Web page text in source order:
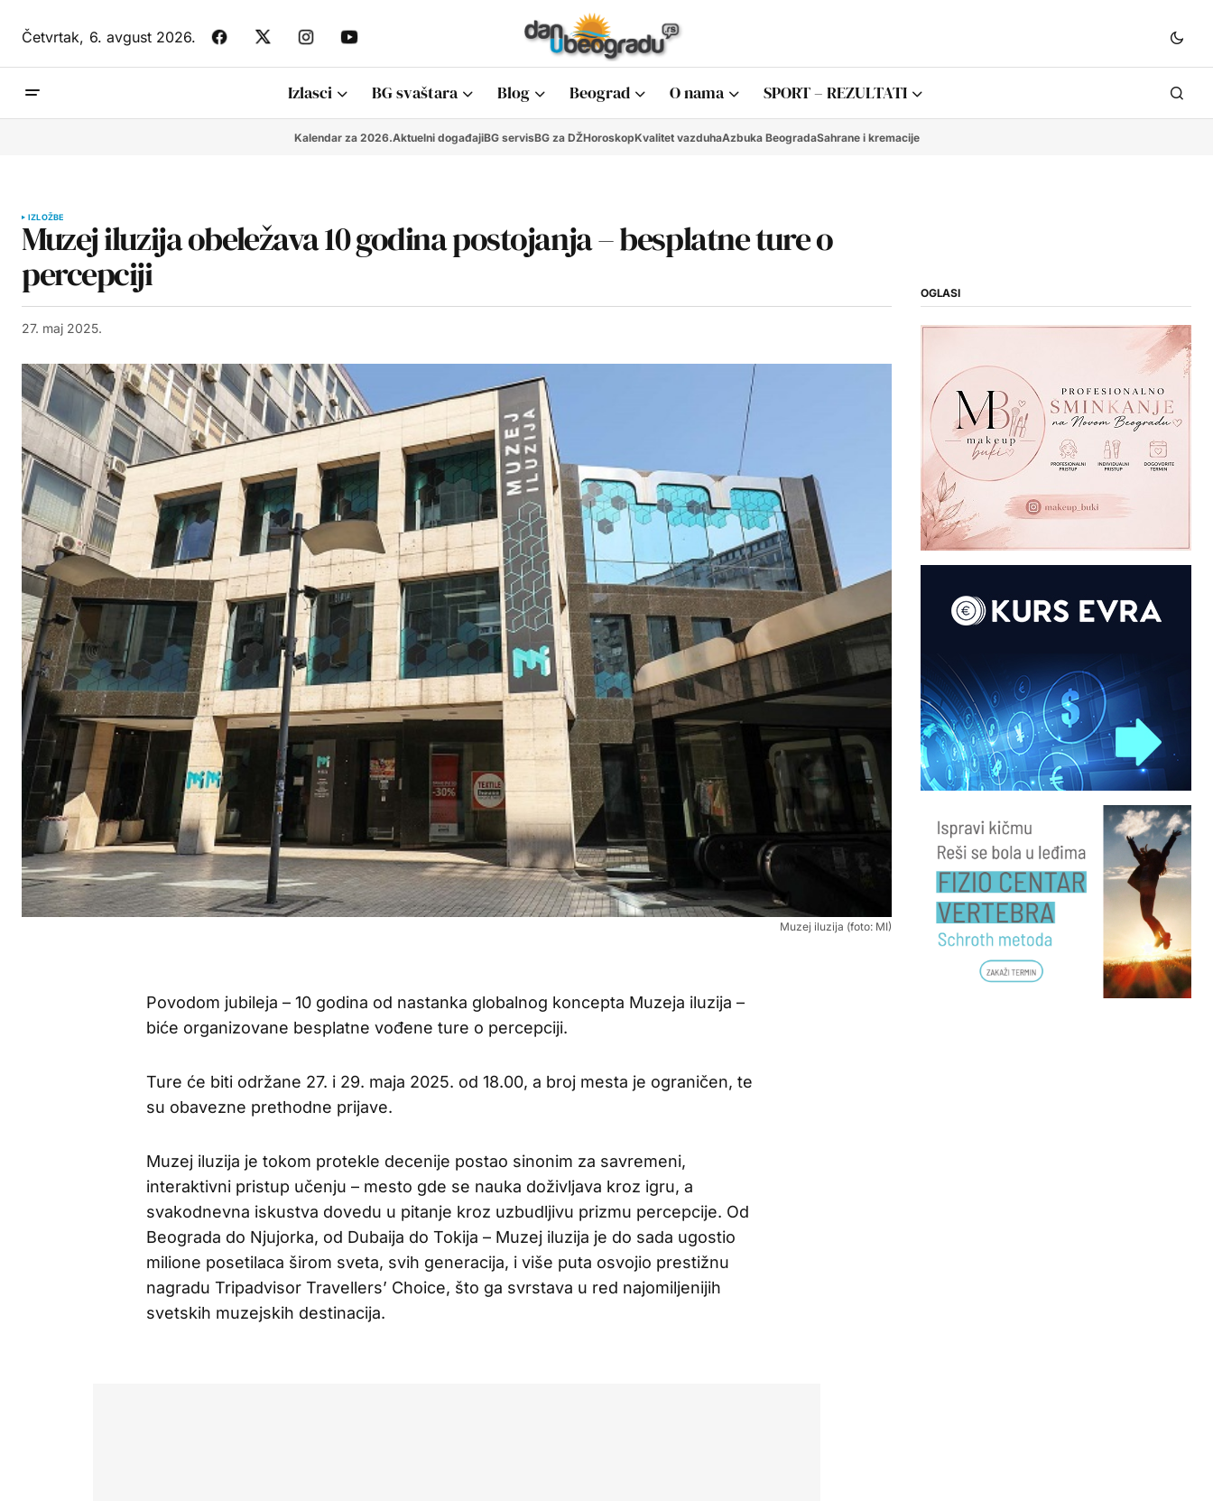
Četvrtak,6. avgust 2026.
Izlasci BG svaštara Blog Beograd O nama SPORT – REZULTATI
Kalendar za 2026.Aktuelni događajiBG servisBG za DŽHoroskopKvalitet vazduhaAzbuka BeogradaSahrane i kremacije
IZLOŽBE
Muzej iluzija obeležava 10 godina postojanja – besplatne ture o
percepciji
27. maj 2025.
Muzej iluzija (foto: MI)
Povodom jubileja – 10 godina od nastanka globalnog koncepta Muzeja iluzija –
biće organizovane besplatne vođene ture o percepciji.
Ture će biti održane 27. i 29. maja 2025. od 18.00, a broj mesta je ograničen, te
su obavezne prethodne prijave.
Muzej iluzija je tokom protekle decenije postao sinonim za savremeni,
interaktivni pristup učenju – mesto gde se nauka doživljava kroz igru, a
svakodnevna iskustva dovedu u pitanje kroz uzbudljivu prizmu percepcije. Od
Beograda do Njujorka, od Dubaija do Tokija – Muzej iluzija je do sada ugostio
milione posetilaca širom sveta, svih generacija, i više puta osvojio prestižnu
nagradu Tripadvisor Travellers’ Choice, što ga svrstava u red najomiljenijih
svetskih muzejskih destinacija.
OGLASI